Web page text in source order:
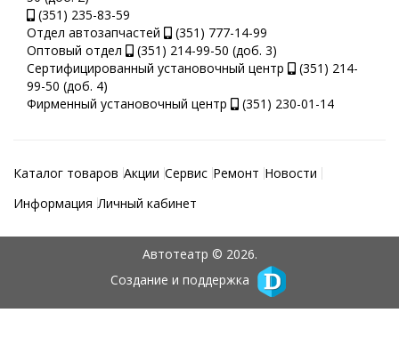
(351) 235-83-59
Отдел автозапчастей
(351) 777-14-99
Оптовый отдел
(351) 214-99-50 (доб. 3)
Сертифицированный установочный центр
(351) 214-
99-50 (доб. 4)
Фирменный установочный центр
(351) 230-01-14
Каталог товаров Акции Сервис Ремонт Новости
Информация Личный кабинет
Автотеатр © 2026.
Создание и поддержка